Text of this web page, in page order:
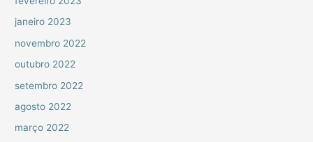
janeiro 2023
novembro 2022
outubro 2022
setembro 2022
agosto 2022
março 2022